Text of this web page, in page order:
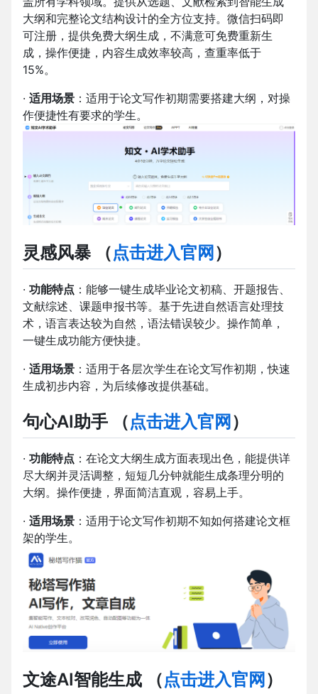
大纲和完整论文结构设计的全方位支持。微信扫码即
可注册，提供免费大纲生成，不满意可免费重新生
成，操作便捷，内容生成效率较高，查重率低于
15%。
· 适用场景 ：适用于论文写作初期需要搭建大纲，对操
作便捷性有要求的学生。
灵感风暴（点击进入官网 ）
· 功能特点 ：能够一键生成毕业论文初稿、开题报告、
文献综述、课题申报书等。基于先进自然语言处理技
术，语言表达较为自然，语法错误较少。操作简单，
一键生成功能方便快捷。
· 适用场景 ：适用于各层次学生在论文写作初期，快速
生成初步内容，为后续修改提供基础。
句心AI助手 （点击进入官网 ）
· 功能特点 ：在论文大纲生成方面表现出色，能提供详
尽大纲并灵活调整，短短几分钟就能生成条理分明的
大纲。操作便捷，界面简洁直观，容易上手。
· 适用场景 ：适用于论文写作初期不知如何搭建论文框
架的学生。
文途AI智能生成 （点击进入官网 ）